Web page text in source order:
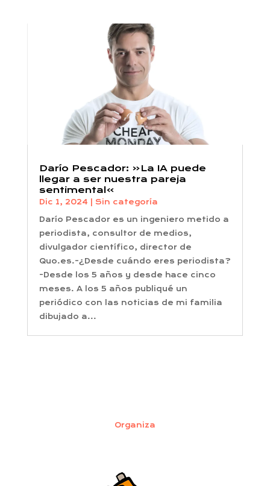
Darío Pescador: «La IA puede
llegar a ser nuestra pareja
sentimental»
Dic 1, 2024 Sin categoría
Darío Pescador es un ingeniero metido a
periodista, consultor de medios,
divulgador científico, director de
Quo.es.-¿Desde cuándo eres periodista?
-Desde los 5 años y desde hace cinco
meses. A los 5 años publiqué un
periódico con las noticias de mi familia
dibujado a...
Organiza